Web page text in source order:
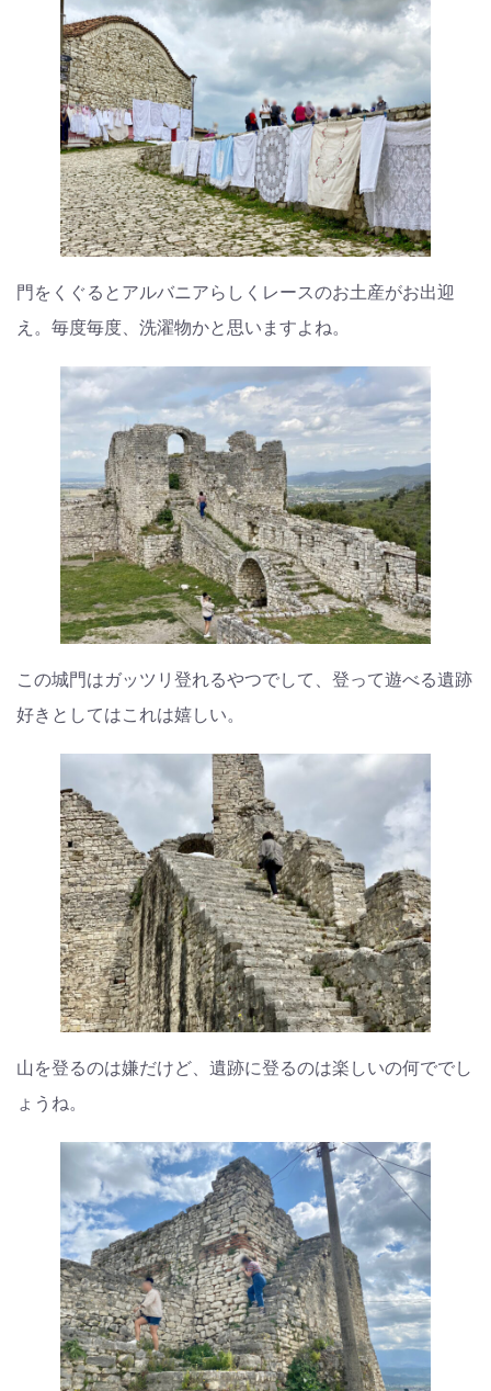
門をくぐるとアルバニアらしくレースのお土産がお出迎
え。毎度毎度、洗濯物かと思いますよね。
この城門はガッツリ登れるやつでして、登って遊べる遺跡
好きとしてはこれは嬉しい。
山を登るのは嫌だけど、遺跡に登るのは楽しいの何ででし
ょうね。